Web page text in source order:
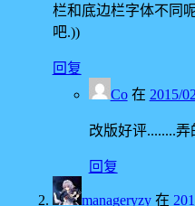
栏和底边栏字体不同
吧.))
回复
Co在 2015/
改版好评........
回复
manageryzy在